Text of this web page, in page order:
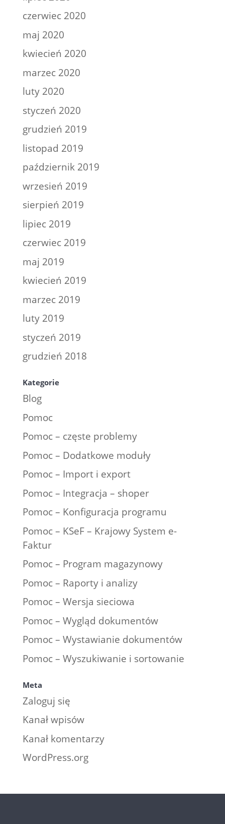
czerwiec 2020
maj 2020
kwiecień 2020
marzec 2020
luty 2020
styczeń 2020
grudzień 2019
listopad 2019
październik 2019
wrzesień 2019
sierpień 2019
lipiec 2019
czerwiec 2019
maj 2019
kwiecień 2019
marzec 2019
luty 2019
styczeń 2019
grudzień 2018
Kategorie
Blog
Pomoc
Pomoc – częste problemy
Pomoc – Dodatkowe moduły
Pomoc – Import i export
Pomoc – Integracja – shoper
Pomoc – Konfiguracja programu
Pomoc – KSeF – Krajowy System e-
Faktur
Pomoc – Program magazynowy
Pomoc – Raporty i analizy
Pomoc – Wersja sieciowa
Pomoc – Wygląd dokumentów
Pomoc – Wystawianie dokumentów
Pomoc – Wyszukiwanie i sortowanie
Meta
Zaloguj się
Kanał wpisów
Kanał komentarzy
WordPress.org